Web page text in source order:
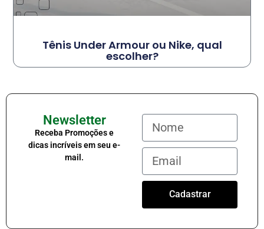
Tênis Under Armour ou Nike, qual
escolher?
Newsletter
Receba Promoções e
dicas incríveis em seu e-
mail.
Cadastrar